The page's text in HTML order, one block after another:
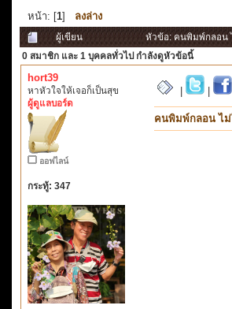
หน้า: [1] ลงล่าง
ผู้เขียน
หัวข้อ: คนพิมพ์กลอน
0 สมาชิก และ 1 บุคคลทั่วไป กำลังดูหัวข้อนี้
hort39
หาหัวใจให้เจอก็เป็นสุข
ผู้ดูแลบอร์ด
ออฟไลน์
กระทู้: 347
คนพิมพ์กลอน ไ